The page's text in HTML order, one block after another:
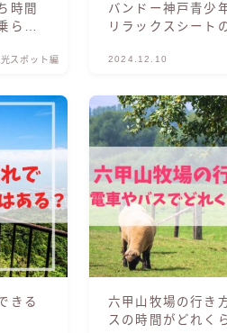
時間
らな
スポット編
バンドー神戸青少
リラックスシート
2024.12.10
きる
六甲山牧場の行き
スの時間がどれく